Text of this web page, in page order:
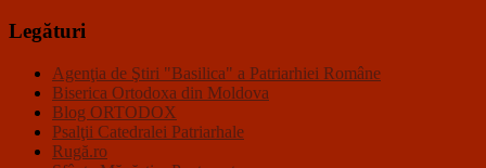
Legături
Agenţia de Ştiri "Basilica" a Patriarhiei Române
Biserica Ortodoxa din Moldova
Blog ORTODOX
Psalţii Catedralei Patriarhale
Rugă.ro